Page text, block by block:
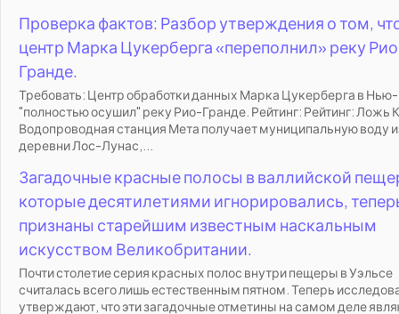
Проверка фактов: Разбор утверждения о том,
центр Марка Цукерберга «переполнил» реку
Гранде.
Требовать: Центр обработки данных Марка Цукерберга в
"полностью осушил" реку Рио-Гранде. Рейтинг: Рейтинг: Ложь
Водопроводная станция Мета получает муниципальную воду
деревни Лос-Лунас,...
Загадочные красные полосы в валлийской
которые десятилетиями игнорировались,
признаны старейшим известным наскальным
искусством Великобритании.
Почти столетие серия красных полос внутри пещеры в Уэльсе
считалась всего лишь естественным пятном. Теперь
утверждают, что эти загадочные отметины на самом деле